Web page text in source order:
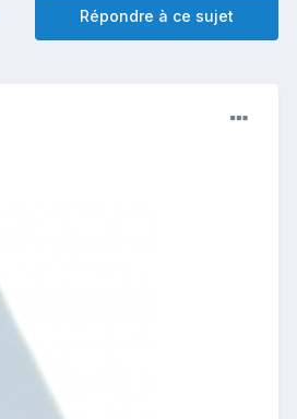
Répondre à ce sujet